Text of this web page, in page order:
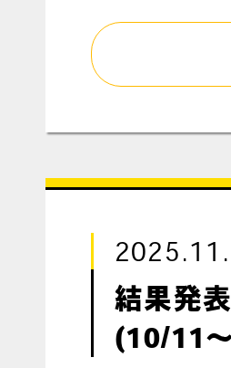
結果発表
(10/11